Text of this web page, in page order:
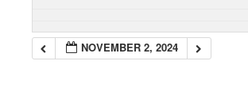
NOVEMBER 2, 2024